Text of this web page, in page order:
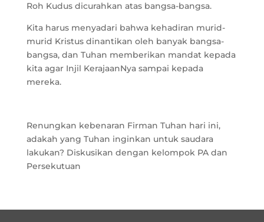
Roh Kudus dicurahkan atas bangsa-bangsa.
Kita harus menyadari bahwa kehadiran murid-
murid Kristus dinantikan oleh banyak bangsa-
bangsa, dan Tuhan memberikan mandat kepada
kita agar Injil KerajaanNya sampai kepada
mereka.
Renungkan kebenaran Firman Tuhan hari ini,
adakah yang Tuhan inginkan untuk saudara
lakukan? Diskusikan dengan kelompok PA dan
Persekutuan